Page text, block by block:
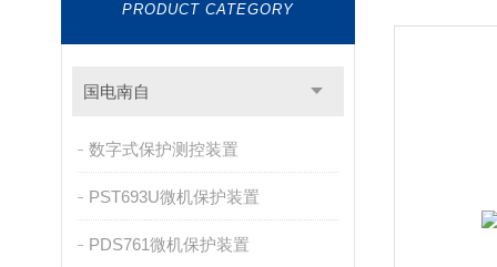
PRODUCT CATEGORY
国电南自
数字式保护测控装置
PST693U微机保护装置
PDS761微机保护装置